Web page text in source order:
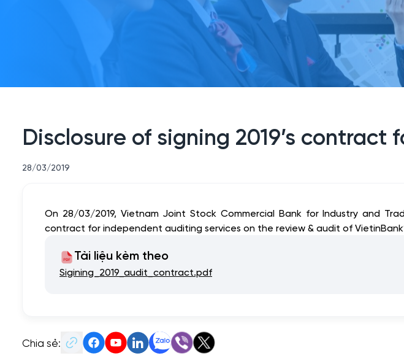
Disclosure of signing 2019’s
28/03/2019
On 28/03/2019, Vietnam Joint Stock Commercial Bank for Industry and
contract for independent auditing services on the review & audit of
Tài liệu kèm theo
Sigining_2019_audit_contract.pdf
Chia sẻ: